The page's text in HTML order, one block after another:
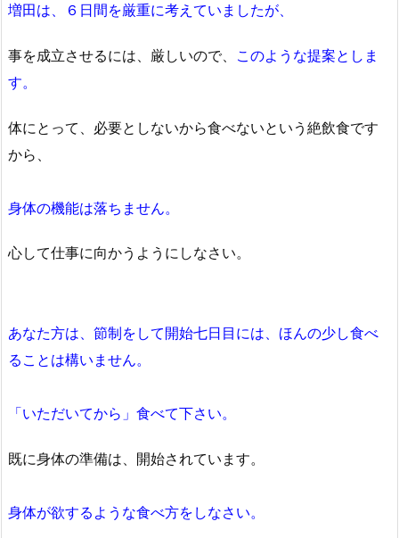
増田は、６日間を厳重に考えていましたが、
事を成立させるには、厳しいので、 このような提案としま
す。
体にとって、必要としないから食べないという絶飲食です
から、
身体の機能は落ちません。
心して仕事に向かうようにしなさい。
あなた方は、節制をして開始七日目には、ほんの少し食べ
ることは構いません。
「いただいてから」食べて下さい。
既に身体の準備は、開始されています。
身体が欲するような食べ方をしなさい。